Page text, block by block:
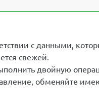
с данными,
свежей.
двойную
обменяйте